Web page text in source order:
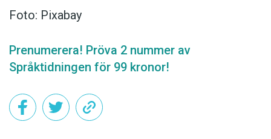
Foto: Pixabay
Prenumerera! Pröva 2 nummer av
Språktidningen för 99 kronor!